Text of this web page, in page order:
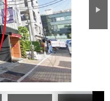
Next